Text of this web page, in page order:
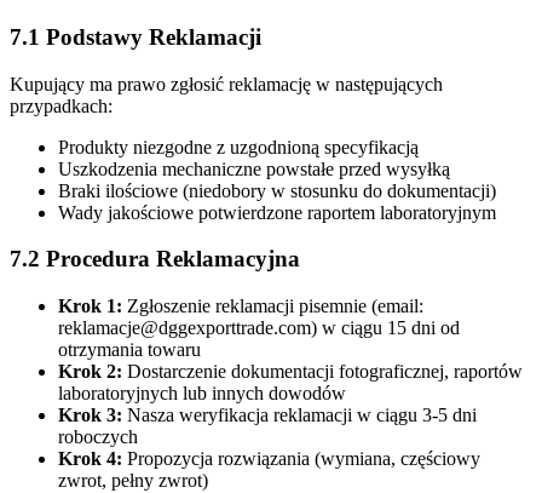
7.1 Podstawy Reklamacji
Kupujący ma prawo zgłosić reklamację w następujących
przypadkach:
Produkty niezgodne z uzgodnioną specyfikacją
Uszkodzenia mechaniczne powstałe przed wysyłką
Braki ilościowe (niedobory w stosunku do dokumentacji)
Wady jakościowe potwierdzone raportem laboratoryjnym
7.2 Procedura Reklamacyjna
Krok 1: Zgłoszenie reklamacji pisemnie (email:
reklamacje@dggexporttrade.com) w ciągu 15 dni od
otrzymania towaru
Krok 2: Dostarczenie dokumentacji fotograficznej, raportów
laboratoryjnych lub innych dowodów
Krok 3: Nasza weryfikacja reklamacji w ciągu 3-5 dni
roboczych
Krok 4: Propozycja rozwiązania (wymiana, częściowy
zwrot, pełny zwrot)